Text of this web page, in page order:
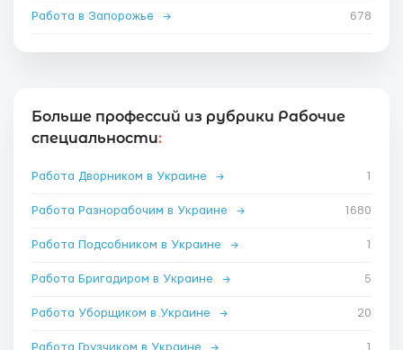
Работа в Запорожье → 678
Больше профессий из рубрики Рабочие
специальности:
Работа Дворником в Украине → 1
Работа Разнорабочим в Украине → 1680
Работа Подсобником в Украине → 1
Работа Бригадиром в Украине → 5
Работа Уборщиком в Украине → 20
Работа Грузчиком в Украине → 1